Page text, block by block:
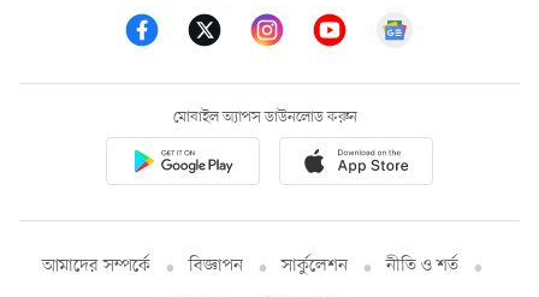
মোবাইল অ্যাপস ডাউনলোড করুন
আমাদের সম্পর্কে বিজ্ঞাপন সার্কুলেশন
নীতি ও শর্ত